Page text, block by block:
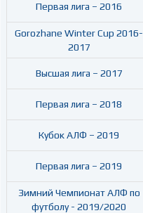
Первая лига – 2016
Gorozhane Winter Cup 2016-
2017
Высшая лига – 2017
Первая лига – 2018
Кубок АЛФ – 2019
Первая лига – 2019
Зимний Чемпионат АЛФ по
футболу - 2019/2020